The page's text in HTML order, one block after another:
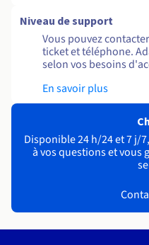
Niveau de support
Vous pouvez
ticket et téléphone.
selon vos besoins
En savoir plus
Disponible 24 h/24 et 7 j/
à vos questions et vous